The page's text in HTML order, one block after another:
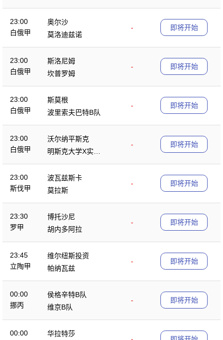
23:00
白俄甲
奥尔沙
-
莫洛迪兹诺
即将开始
23:00
白俄甲
斯洛尼姆
-
坎普罗姆
即将开始
23:00
白俄甲
斯莫根
-
波里索夫巴特B队
即将开始
23:00
白俄甲
沃尔纳平斯克
-
明斯克大学X实验
室
即将开始
23:00
斯伐甲
波瓦兹斯卡
-
莫拉斯
即将开始
23:30
罗甲
博托沙尼
-
胡内多阿拉
即将开始
23:45
立陶甲
维尔纽斯投资
-
帕纳瓦兹
即将开始
00:00
挪丙
侯格辛特B队
-
维京B队
即将开始
00:00
华拉特莎